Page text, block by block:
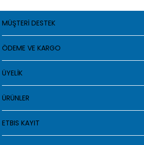
MÜŞTERİ DESTEK
ÖDEME VE KARGO
ÜYELİK
ÜRÜNLER
ETBIS KAYIT